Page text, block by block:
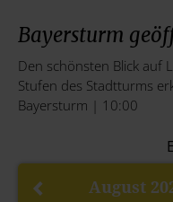
Bayersturm
Den schönsten Blick auf
Stufen des Stadtturms
Bayersturm | 10:00
August